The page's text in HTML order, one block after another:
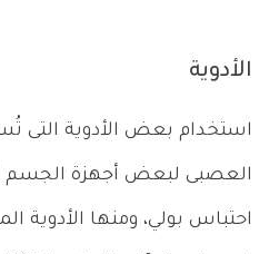
الأدوية
استخدام بعض الأدوية التى
العصبى لبعض أجهزة الجسم
احتباس بولي، ومنها الأدوية